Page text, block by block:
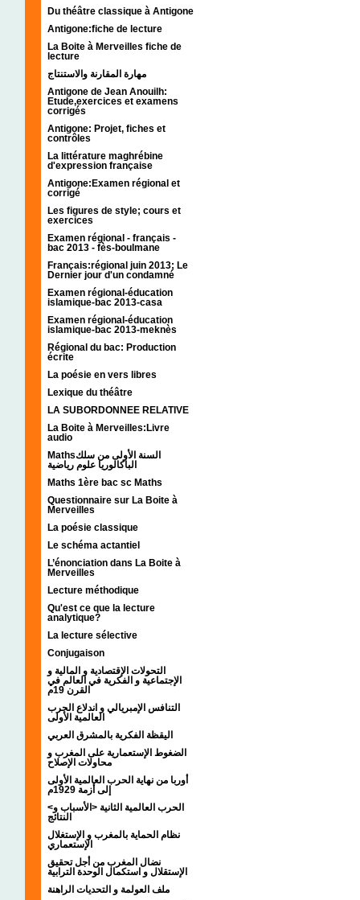
Du théâtre classique à Antigone
Antigone:fiche de lecture
La Boite à Merveilles fiche de
lecture
مهارة المقارنة والاستنتاج
Antigone de Jean Anouilh:
Etude,exercices et examens
corrigés
Antigone: Projet, fiches et
contrôles
La littérature maghrébine
d'expression française
Antigone:Examen régional et
corrigé
Les figures de style; cours et
exercices
Examen régional - français -
bac 2013 - fès-boulmane
Français:régional juin 2013; Le
Dernier jour d'un condamné
Examen régional-éducation
islamique-bac 2013-casa
Examen régional-éducation
islamique-bac 2013-meknès
Régional du bac: Production
écrite
La poésie en vers libres
Lexique du théâtre
LA SUBORDONNEE RELATIVE
La Boite à Merveilles:Livre
audio
Mathsالسنة الأولى من سلك
الباكالوريا علوم رياضية
Maths 1ère bac sc Maths
Questionnaire sur La Boite à
Merveilles
La poésie classique
Le schéma actantiel
L’énonciation dans La Boite à
Merveilles
Lecture méthodique
Qu'est ce que la lecture
analytique?
La lecture sélective
Conjugaison
التحولات الإقتصادية و المالية و
الإجتماعية و الفكرية في العالم في
القرن 19م
التنافس الإمبريالي و اندلاع الحرب
العالمية الأولى
اليقظة الفكرية بالمشرق العربي
الضغوط الإستعمارية على المغرب و
محاولات الإصلاح
أوربا من نهاية الحرب العالمية الأولى
إلى أزمة 1929م
<الحرب العالمية الثانية <الأسباب و
النتائج
نظام الحماية بالمغرب و الإستغلال
الإستعماري
نضال المغرب من أجل تحقيق
الإستقلال و استكمال الوحدة الترابية
ملف العولمة و التحديات الراهنة